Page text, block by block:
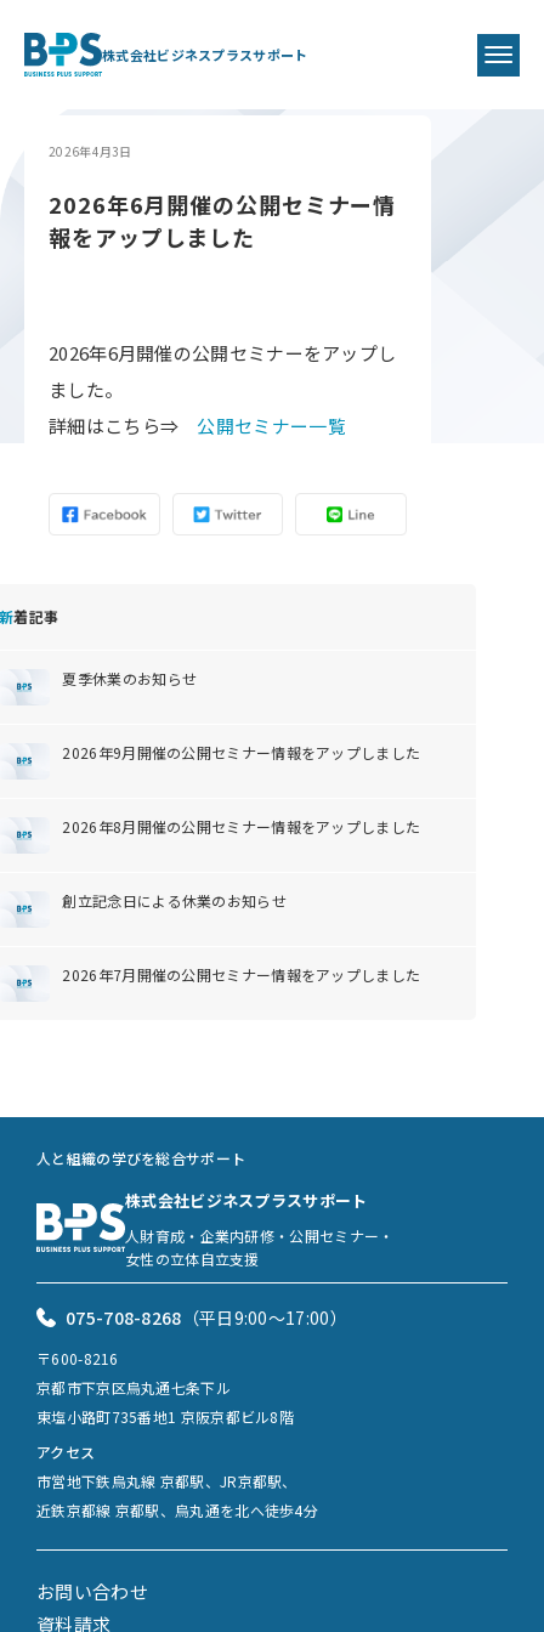
株式会社ビジネスプラスサポート
2026年4月3日
2026年6月開催の公開セミナー情
報をアップしました
2026年6月開催の公開セミナーをアップし
ました。
詳細はこちら⇒ 公開セミナー一覧
新着記事
夏季休業のお知らせ
2026年9月開催の公開セミナー情報をアップしました
2026年8月開催の公開セミナー情報をアップしました
創立記念日による休業のお知らせ
2026年7月開催の公開セミナー情報をアップしました
お問い合わせ
資料請求
人と組織の学びを総合サポート
株式会社ビジネスプラスサポート
人財育成・企業内研修・公開セミナー・
女性の立体自立支援
075-708-8268 （平日9:00〜17:00）
〒600-8216
京都市下京区烏丸通七条下ル
東塩小路町735番地1 京阪京都ビル8階
アクセス
市営地下鉄烏丸線 京都駅、JR京都駅、
近鉄京都線 京都駅、烏丸通を北へ徒歩4分